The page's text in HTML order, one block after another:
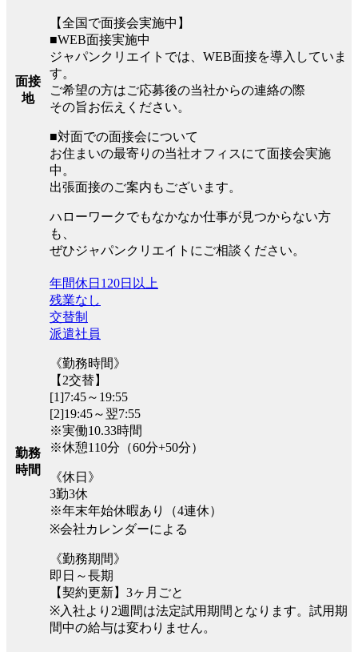
面接
地
【全国で面接会実施中】
■WEB面接実施中
ジャパンクリエイトでは、WEB面接を導入していま
す。
ご希望の方はご応募後の当社からの連絡の際
その旨お伝えください。
■対面での面接会について
お住まいの最寄りの当社オフィスにて面接会実施
中。
出張面接のご案内もございます。
ハローワークでもなかなか仕事が見つからない方
も、
ぜひジャパンクリエイトにご相談ください。
勤務
時間
年間休日120日以上
残業なし
交替制
派遣社員
《勤務時間》
【2交替】
[1]7:45～19:55
[2]19:45～翌7:55
※実働10.33時間
※休憩110分（60分+50分）
《休日》
3勤3休
※年末年始休暇あり（4連休）
※会社カレンダーによる
《勤務期間》
即日～長期
【契約更新】3ヶ月ごと
※入社より2週間は法定試用期間となります。試用期
間中の給与は変わりません。